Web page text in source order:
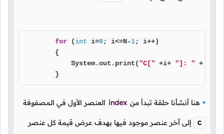
for (int i=0; i<=N-1; i++)
        {
            System.out.print(
"C[" +i+ "]: " + C[i]
        }
هنا أنشأنا حلقة تبدأ من index العنصر الأول في المصفوفة
C إلى آخر عنصر موجود فيها بهدف عرض قيمة كل عنصر